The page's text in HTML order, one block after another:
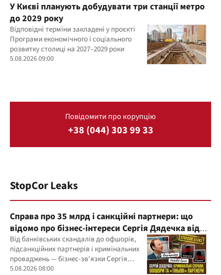
У Києві планують добудувати три станції метро
до 2029 року
Відповідні терміни закладені у проєкті
Програми економічного і соціального
розвитку столиці на 2027–2029 роки
5.08.2026 09:00
Повідомити про корупцію
+38 (044) 303 99 33
StopCor Leaks
Справа про 35 млрд і санкційні партнери: що
відомо про бізнес-інтереси Сергія Дядечка від
"Родовід Банку" до "ФАРМАСЕЛ"
Від банківських скандалів до офшорів,
підсанкційних партнерів і кримінальних
проваджень — бізнес-зв'язки Сергія
Дядечка й досі простягаються через
5.08.2026 08:00